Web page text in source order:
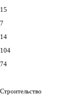
15
7
14
104
74
Строительство